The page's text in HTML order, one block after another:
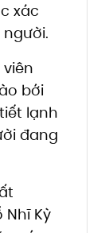
xác
người.
bới
lạnh
đang
Nhĩ Kỳ